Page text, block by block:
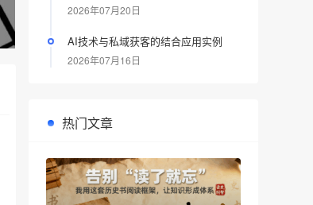
2026年07月20日
AI技术与私域获客的结合应用实例
2026年07月16日
热门文章